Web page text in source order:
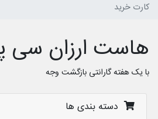
کارت خرید
هاست ارزان سی
با یک هفته گارانتی بازگشت وجه
دسته بندی ها